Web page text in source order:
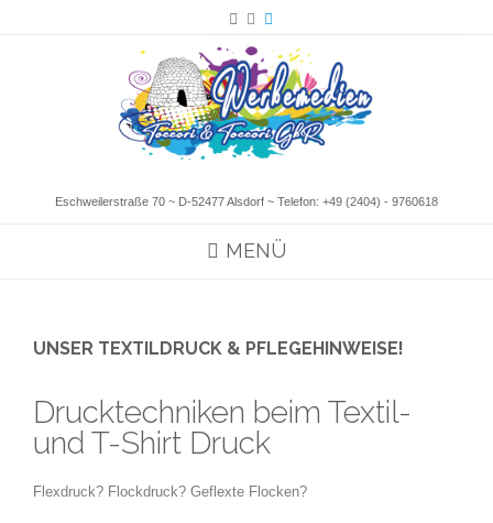
Eschweilerstraße 70 ~ D-52477 Alsdorf ~ Telefon: +49 (2404) - 9760618
MENÜ
UNSER TEXTILDRUCK & PFLEGEHINWEISE!
Drucktechniken beim Textil-
und T-Shirt Druck
Flexdruck? Flockdruck? Geflexte Flocken?